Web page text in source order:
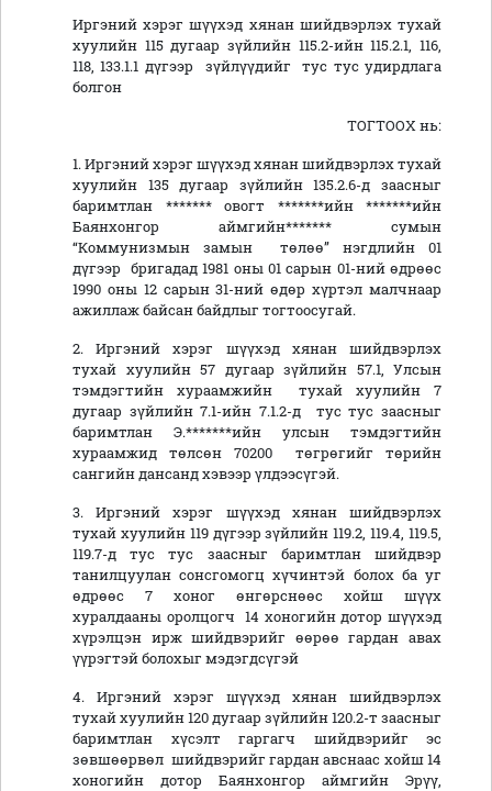
Иргэний хэрэг шүүхэд хянан шийдвэрлэх тухай
хуулийн 115 дугаар зүйлийн 115.2-ийн 115.2.1, 116,
118, 133.1.1 дүгээр зүйлүүдийг тус тус удирдлага
болгон
ТОГТООХ нь:
1. Иргэний хэрэг шүүхэд хянан шийдвэрлэх тухай
хуулийн 135 дугаар зүйлийн 135.2.6-д заасныг
баримтлан ******* овогт *******ийн *******ийн
Баянхонгор аймгийн******* сумын
“Коммунизмын замын төлөө” нэгдлийн 01
дүгээр бригадад 1981 оны 01 сарын 01-ний өдрөөс
1990 оны 12 сарын 31-ний өдөр хүртэл малчнаар
ажиллаж байсан байдлыг тогтоосугай.
2. Иргэний хэрэг шүүхэд хянан шийдвэрлэх
тухай хуулийн 57 дугаар зүйлийн 57.1, Улсын
тэмдэгтийн хураамжийн тухай хуулийн 7
дугаар зүйлийн 7.1-ийн 7.1.2-д тус тус заасныг
баримтлан Э.*******ийн улсын тэмдэгтийн
хураамжид төлсөн 70200 төгрөгийг төрийн
сангийн дансанд хэвээр үлдээсүгэй.
3. Иргэний хэрэг шүүхэд хянан шийдвэрлэх
тухай хуулийн 119 дүгээр зүйлийн 119.2, 119.4, 119.5,
119.7-д тус тус заасныг баримтлан шийдвэр
танилцуулан сонсгомогц хүчинтэй болох ба уг
өдрөөс 7 хоног өнгөрснөөс хойш шүүх
хуралдааны оролцогч 14 хоногийн дотор шүүхэд
хүрэлцэн ирж шийдвэрийг өөрөө гардан авах
үүрэгтэй болохыг мэдэгдсүгэй
4. Иргэний хэрэг шүүхэд хянан шийдвэрлэх
тухай хуулийн 120 дугаар зүйлийн 120.2-т заасныг
баримтлан хүсэлт гаргагч шийдвэрийг эс
зөвшөөрвөл шийдвэрийг гардан авснаас хойш 14
хоногийн дотор Баянхонгор аймгийн Эрүү,